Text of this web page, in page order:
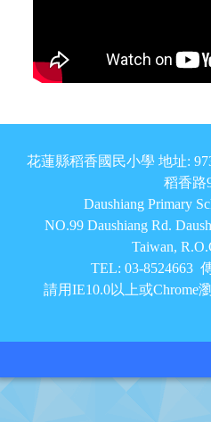
頁尾區域內容
花蓮縣稻香國民小學 地址:
稻香路
Daushiang Primary
NO.99 Daushiang Rd.
Taiwan,
TEL: 03-8524663
請用IE10.0以上或Chrome